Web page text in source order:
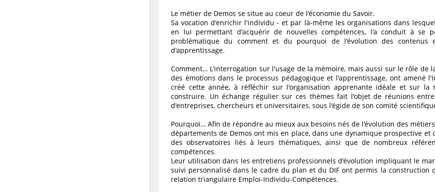
Le métier de Demos se situe au coeur de l'économie du Savoir.
Sa vocation d'enrichir l'individu - et par là-même les organisations dans
en lui permettant d'acquérir de nouvelles compétences, l'a conduit à se
problématique du comment et du pourquoi de l'évolution des contenus
d'apprentissage.
Comment… L'interrogation sur l'usage de la mémoire, mais aussi sur le rôle de
des émotions dans le processus pédagogique et l'apprentissage, ont amené
créé cette année, à réfléchir sur l'organisation apprenante idéale et sur la
construire. Un échange régulier sur ces thèmes fait l'objet de réunions
d'entreprises, chercheurs et universitaires, sous l'égide de son comité
Pourquoi… Afin de répondre au mieux aux besoins nés de l'évolution des
départements de Demos ont mis en place, dans une dynamique prospective et
des observatoires liés à leurs thématiques, ainsi que de nombreux
compétences.
Leur utilisation dans les entretiens professionnels d'évolution impliquant le
suivi personnalisé dans le cadre du plan et du DIF ont permis la construction
relation triangulaire Emploi-Individu-Compétences.